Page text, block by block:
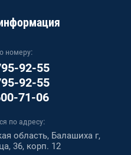
номеру:
92-55
92-55
71-06
по адресу:
область, Балашиха г,
36, корп. 12